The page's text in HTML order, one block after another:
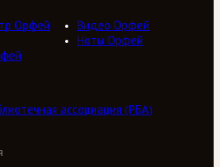
Орфей
Видео Орфей
Ноты Орфей
ассоциация (РБА)